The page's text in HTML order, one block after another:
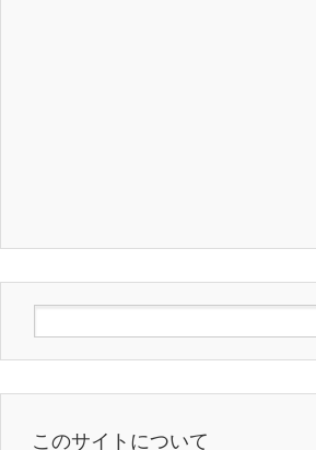
このサイトについて